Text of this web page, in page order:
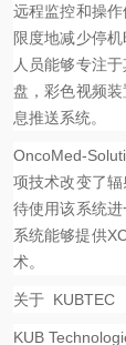
远程监控和操作
限度地减少停
人员能够专注
盘，彩色视频
息推送系统。
OncoMed-
项技术改变了
待使用该系统
系统能够提供
术。
关于 KUBTEC
KUB